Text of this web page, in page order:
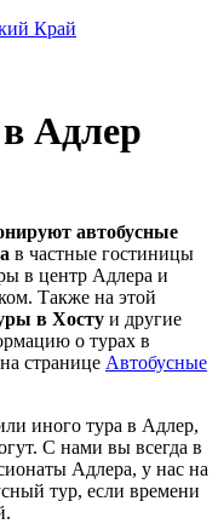
Край
Адлер
автобусные
в частные гостиницы
в центр Адлера и
Также на этой
в Хосту и другие
о турах в
странице Автобусные
иного тура в Адлер,
С нами вы всегда в
Адлера, у нас на
тур, если времени